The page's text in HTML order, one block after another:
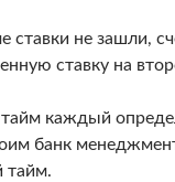
ставки не зашли,
ставку на
тайм каждый
банк
тайм.